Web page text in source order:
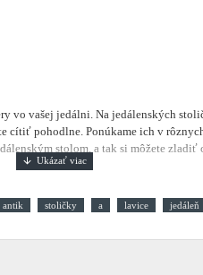
vo vašej jedálni. Na jedálenských
cítiť pohodlne. Ponúkame ich v
stolom, a tak si môžete zladiť
antik stoličky a lavice jedáleň